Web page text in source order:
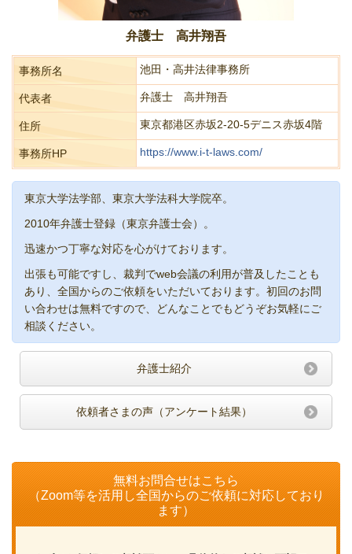
弁護士 高井翔吾
事務所名 池田・高井法律事務所
代表者 弁護士 高井翔吾
住所 東京都港区赤坂2-20-5デニス赤坂4階
事務所HP https://www.i-t-laws.com/
東京大学法学部、東京大学法科大学院卒。
2010年弁護士登録（東京弁護士会）。
迅速かつ丁寧な対応を心がけております。
出張も可能ですし、裁判でweb会議の利用が普及したことも
あり、全国からのご依頼をいただいております。初回のお問
い合わせは無料ですので、どんなことでもどうぞお気軽にご
相談ください。
弁護士紹介
依頼者さまの声（アンケート結果）
無料お問合せはこちら
（Zoom等を活用し全国からのご依頼に対応しており
ます）